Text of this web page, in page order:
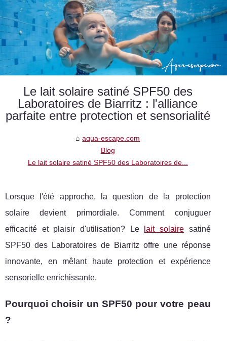
Le lait solaire satiné SPF50 des
Laboratoires de Biarritz : l'alliance
parfaite entre protection et sensorialité
aqua-escape.com
Blog
Le lait solaire satiné SPF50 des Laboratoires de...
Lorsque l'été approche, la question de la protection
solaire devient primordiale. Comment conjuguer
efficacité et plaisir d'utilisation? Le
lait solairesatiné
SPF50 des Laboratoires de Biarritz offre une réponse
innovante, en mêlant haute protection et expérience
sensorielle enrichissante.
Pourquoi choisir un SPF50 pour votre peau
?